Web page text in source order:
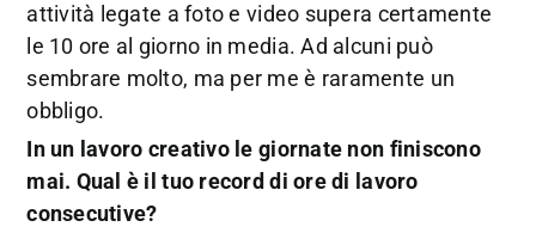
attività legate a foto e video supera certamente
le 10 ore al giorno in media. Ad alcuni può
sembrare molto, ma per me è raramente un
obbligo.
In un lavoro creativo le giornate non finiscono
mai. Qual è il tuo record di ore di lavoro
consecutive?